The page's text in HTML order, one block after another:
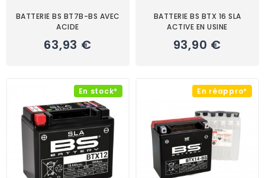
BATTERIE BS BT7B-BS AVEC
ACIDE
63,93 €
BATTERIE BS BTX 16 SLA
ACTIVE EN USINE
93,90 €
En stock* En réappro*